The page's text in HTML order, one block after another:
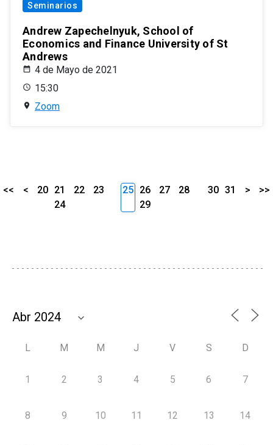
Seminarios
Andrew Zapechelnyuk, School of
Economics and Finance University of St
Andrews
4 de Mayo de 2021
15:30
Zoom
<< < 20 21 22
23
24
25 26 27
28
29
30 31 > >>
L M M J V S D
1 2 3 4 5 6 7
8 9 10 11 12 13 14